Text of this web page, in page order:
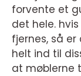
forvente et
det hele.
fjernes, så
helt ind til
at møblerne